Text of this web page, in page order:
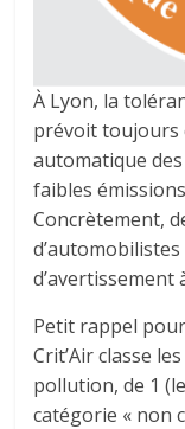
À Lyon, la
prévoit toujours
automatique
faibles
Concrètement,
d’avertissement
Petit rappel
Crit’Air classe
pollution, de 1
catégorie « non